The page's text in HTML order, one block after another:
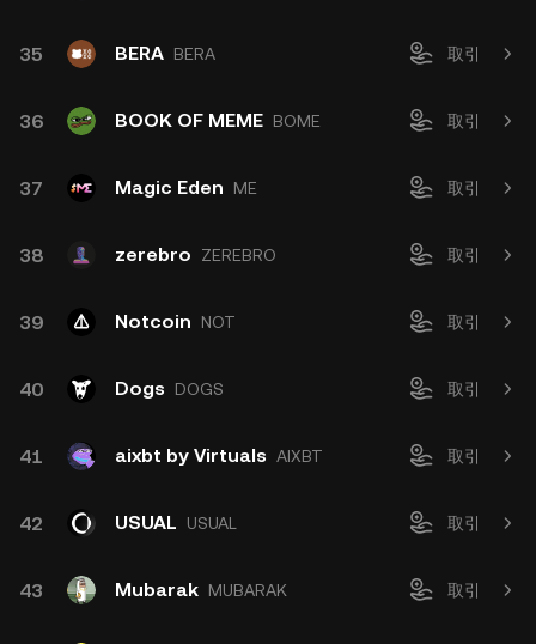
35 BERA BERA 取引
36 BOOK OF MEME BOME 取引
37 Magic Eden ME 取引
38 zerebro ZEREBRO 取引
39 Notcoin NOT 取引
40 Dogs DOGS 取引
41 aixbt by Virtuals AIXBT 取引
42 USUAL USUAL 取引
43 Mubarak MUBARAK 取引